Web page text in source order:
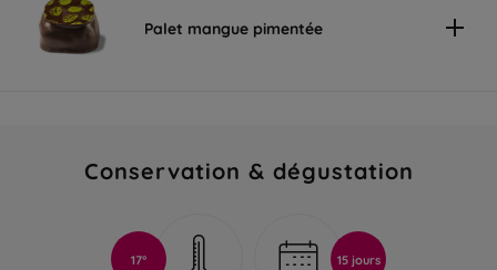
Palet mangue pimentée
Conservation & dégustation
17° 15 jours